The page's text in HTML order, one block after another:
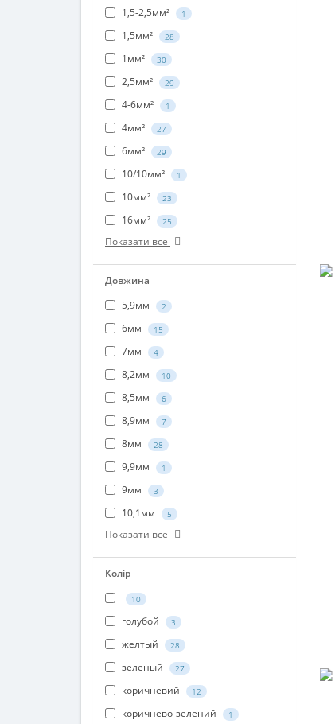
1,5-2,5мм²
1
1,5мм² 28
1мм² 30
2,5мм² 29
4-6мм² 1
4мм² 27
6мм² 29
10/10мм² 1
10мм² 23
16мм² 25
Показати все
Довжина
5,9мм
2
6мм 15
7мм 4
8,2мм 10
8,5мм 6
8,9мм 7
8мм 28
9,9мм 1
9мм 3
10,1мм 5
Показати все
Колір
10
голубой 3
желтый 28
зеленый 27
коричневий 12
коричнево-зелений 1